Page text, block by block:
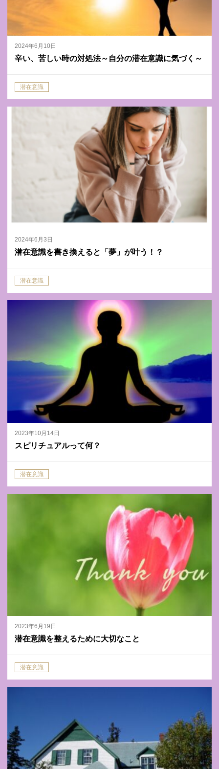
2024年6月10日
辛い、苦しい時の対処法～自分の潜在意識に気づく～
潜在意識
2024年6月3日
潜在意識を書き換えると「夢」が叶う！？
潜在意識
2023年10月14日
スピリチュアルって何？
潜在意識
2023年6月19日
潜在意識を整えるために大切なこと
潜在意識